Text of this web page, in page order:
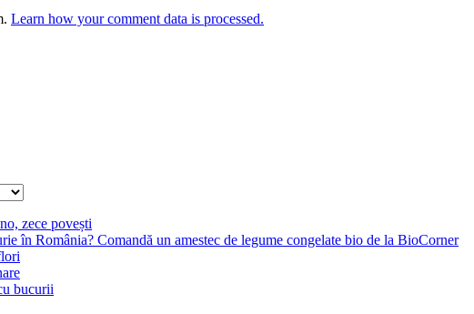
Learn how your comment data is processed.
zece povești
în România? Comandă un amestec de legume congelate bio de la BioCorner
bucurii